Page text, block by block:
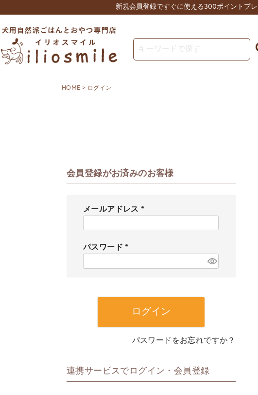
新規会員登録ですぐに使える300ポイントプレ
HOME ログイン
会員登録がお済みのお客様
メールアドレス
パスワード
)
ログイン
パスワードをお忘れですか？
連携サービスでログイン・会員登録